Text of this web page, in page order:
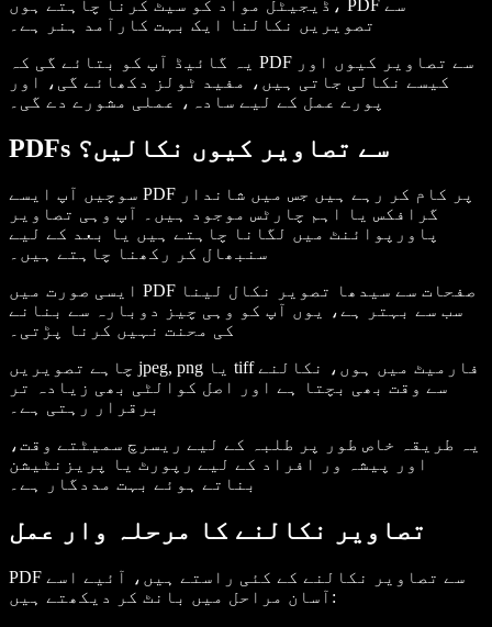
ڈیجیٹل مواد کو سیٹ کرنا چاہتے ہوں، PDF سے
تصویریں نکالنا ایک بہت کارآمد ہنر ہے۔
یہ گائیڈ آپ کو بتائے گی کہ PDF سے تصاویر کیوں اور
کیسے نکالی جاتی ہیں، مفید ٹولز دکھائے گی، اور
پورے عمل کے لیے سادہ، عملی مشورے دے گی۔
PDFs سے تصاویر کیوں نکالیں؟
سوچیں آپ ایسے PDF پر کام کر رہے ہیں جس میں شاندار
گرافکس یا اہم چارٹس موجود ہیں۔ آپ وہی تصاویر
پاورپوائنٹ میں لگانا چاہتے ہیں یا بعد کے لیے
سنبھال کر رکھنا چاہتے ہیں۔
ایسی صورت میں PDF صفحات سے سیدھا تصویر نکال لینا
سب سے بہتر ہے، یوں آپ کو وہی چیز دوبارہ سے بنانے
کی محنت نہیں کرنا پڑتی۔
چاہے تصویریں jpeg, png یا tiff فارمیٹ میں ہوں، نکالنے
سے وقت بھی بچتا ہے اور اصل کوالٹی بھی زیادہ تر
برقرار رہتی ہے۔
یہ طریقہ خاص طور پر طلبہ کے لیے ریسرچ سمیٹتے وقت،
اور پیشہ ور افراد کے لیے رپورٹ یا پریزنٹیشن
بناتے ہوئے بہت مددگار ہے۔
تصاویر نکالنے کا مرحلہ وار عمل
PDF سے تصاویر نکالنے کے کئی راستے ہیں، آئیے اسے
آسان مراحل میں بانٹ کر دیکھتے ہیں: